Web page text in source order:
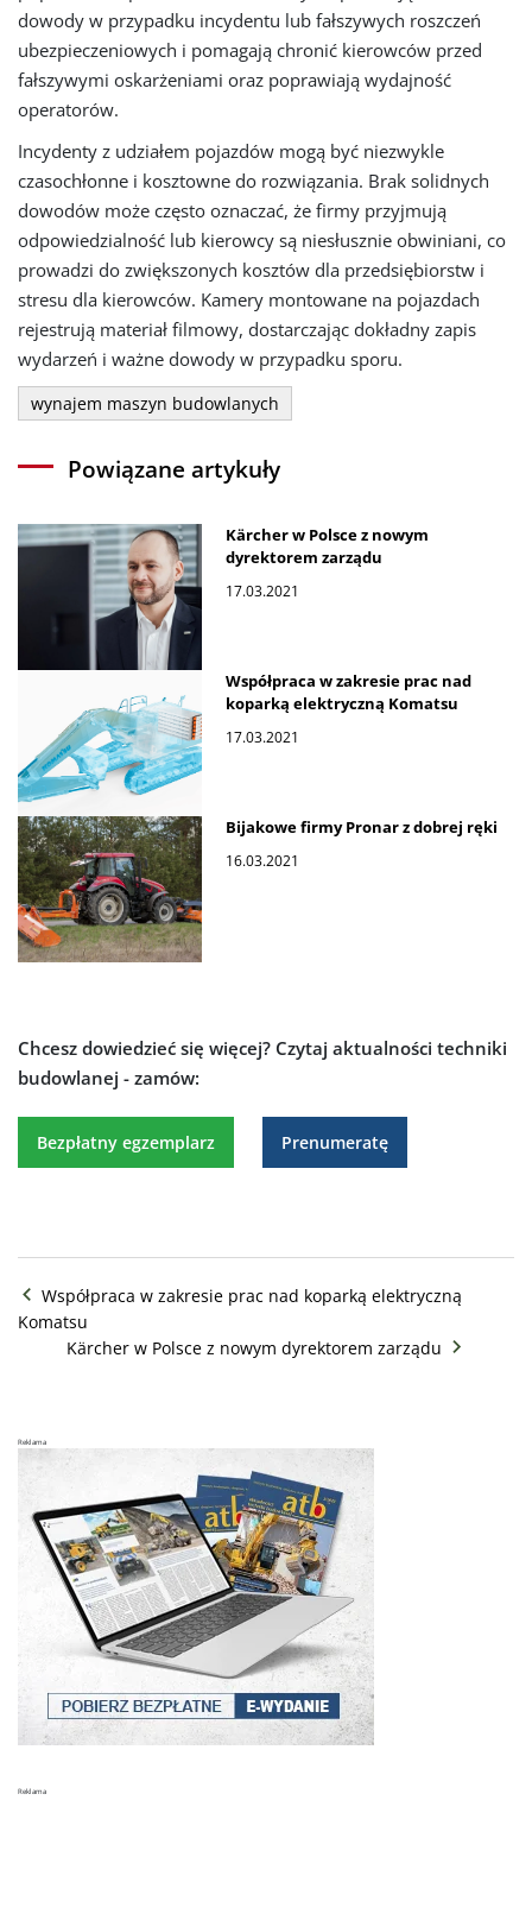
dowody w przypadku incydentu lub fałszywych roszczeń
ubezpieczeniowych i pomagają chronić kierowców przed
fałszywymi oskarżeniami oraz poprawiają wydajność
operatorów.
Incydenty z udziałem pojazdów mogą być niezwykle
czasochłonne i kosztowne do rozwiązania. Brak solidnych
dowodów może często oznaczać, że firmy przyjmują
odpowiedzialność lub kierowcy są niesłusznie obwiniani, co
prowadzi do zwiększonych kosztów dla przedsiębiorstw i
stresu dla kierowców. Kamery montowane na pojazdach
rejestrują materiał filmowy, dostarczając dokładny zapis
wydarzeń i ważne dowody w przypadku sporu.
wynajem maszyn budowlanych
Powiązane artykuły
Kärcher w Polsce z nowym
dyrektorem zarządu
17.03.2021
Współpraca w zakresie prac nad
koparką elektryczną Komatsu
17.03.2021
Bijakowe firmy Pronar z dobrej ręki
16.03.2021
Chcesz dowiedzieć się więcej? Czytaj aktualności techniki
budowlanej - zamów:
Bezpłatny egzemplarz Prenumeratę
Współpraca w zakresie prac nad koparką elektryczną
Komatsu
Kärcher w Polsce z nowym dyrektorem zarządu
Reklama
Reklama